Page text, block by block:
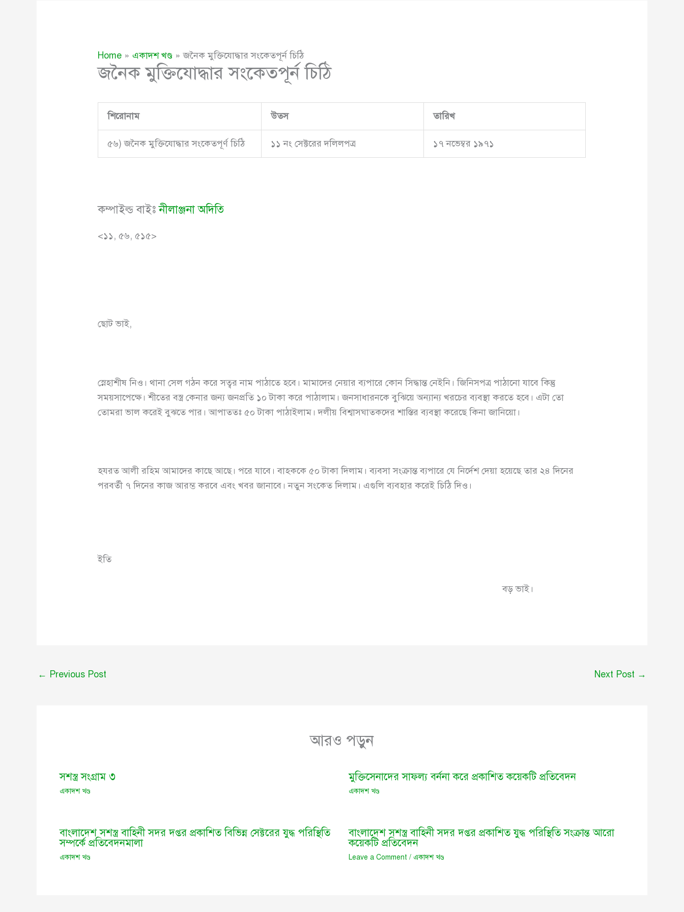
Home একাদশ খণ্ড জনৈক মুক্তিযোদ্ধার সংকেতপূর্ন চিঠি
জনৈক মুক্তিযোদ্ধার সংকেতপূর্ন চিঠি
শিরোনাম উতস তারিখ
৫৬) জনৈক মুক্তিযোদ্ধার সংকেতপূর্ণ চিঠি ১১ নং সেক্টরের দলিলপত্র ১৭ নভেম্বর ১৯৭১
কম্পাইল্ড বাইঃনীলাঞ্জনা অদিতি
<১১, ৫৬, ৫১৫>
ছোট ভাই,
স্নেহাশীষ নিও। থানা সেল গঠন করে সত্বর নাম পাঠাতে হবে। মামাদের নেয়ার ব্যপারে কোন সিদ্ধান্ত নেইনি। জিনিসপত্র পাঠানো যাবে কিন্তু
সময়সাপেক্ষে। শীতের বস্ত্র কেনার জন্য জনপ্রতি ১০ টাকা করে পাঠালাম। জনসাধারনকে বুঝিয়ে অন্যান্য খরচের ব্যবস্থা করতে হবে। এটা তো
তোমরা ভাল করেই বুঝতে পার। আপাততঃ ৫০ টাকা পাঠাইলাম। দলীয় বিশ্বাসঘাতকদের শাস্তির ব্যবস্থা করেছে কিনা জানিয়ো।
হযরত আলী রহিম আমাদের কাছে আছে। পরে যাবে। বাহককে ৫০ টাকা দিলাম। ব্যবসা সংক্রান্ত ব্যপারে যে নির্দেশ দেয়া হয়েছে তার ২৪ দিনের
পরবর্তী ৭ দিনের কাজ আরম্ভ করবে এবং খবর জানাবে। নতুন সংকেত দিলাম। এগুলি ব্যবহার করেই চিঠি দিও।
ইতি
বড় ভাই।
← Previous Post Next Post →
আরও পড়ুন
সশস্ত্র সংগ্রাম ৩
একাদশ খণ্ড
মুক্তিসেনাদের সাফল্য বর্ননা করে প্রকাশিত কয়েকটি প্রতিবেদন
একাদশ খণ্ড
বাংলাদেশ সশস্ত্র বাহিনী সদর দপ্তর প্রকাশিত বিভিন্ন সেক্টরের যুদ্ধ পরিস্থিতি
সম্পর্কে প্রতিবেদনমালা
একাদশ খণ্ড
বাংলাদেশ সশস্ত্র বাহিনী সদর দপ্তর প্রকাশিত যুদ্ধ পরিস্থিতি সংক্রান্ত আরো
কয়েকটি প্রতিবেদন
Leave a Comment / একাদশ খণ্ড